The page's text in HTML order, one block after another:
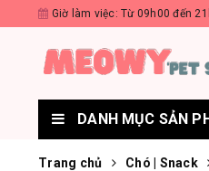
Giờ làm việc: Từ 09h00 đến
DANH MỤC SẢN
Trang chủ Chó | Snack